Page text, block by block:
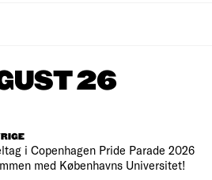
26
i Copenhagen Pride Parade 2026
med Københavns Universitet!